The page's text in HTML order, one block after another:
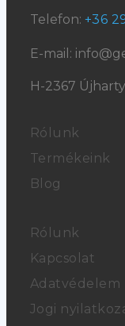
Telefon: +36
E-mail:
H-2367
Rólunk
Termékeink
Blog
Rólunk
Kapcsolat
Adatvédelem
Jogi